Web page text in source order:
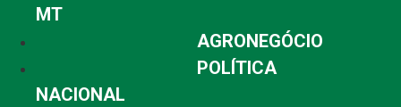
MT
AGRONEGÓCIO
POLÍTICA
NACIONAL